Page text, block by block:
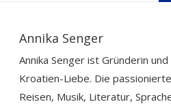
Annika Senger
Annika Senger ist Gründerin
Kroatien-Liebe. Die
Reisen, Musik, Literatur,